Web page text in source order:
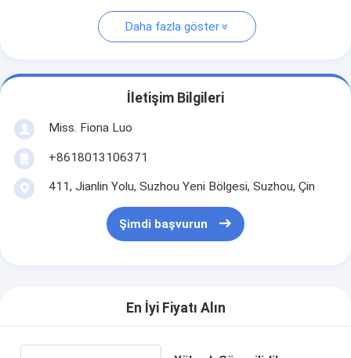
Daha fazla göster
İletişim Bilgileri
Miss. Fiona Luo
+8618013106371
411, Jianlin Yolu, Suzhou Yeni Bölgesi, Suzhou, Çin
Şimdi başvurun
En İyi Fiyatı Alın